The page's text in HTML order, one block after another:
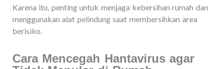
Karena itu, penting untuk menjaga kebersihan rumah dan
menggunakan alat pelindung saat membersihkan area
berisiko.
Cara Mencegah Hantavirus agar